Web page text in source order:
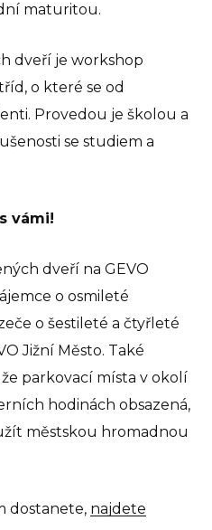
IB
maturitou.
dveří je workshop
o které se od
Provedou je školou a
se studiem a
vámi!
dveří na GEVO
o osmileté
o šestileté a čtyřleté
Jižní Město. Také
parkovací místa v okolí
hodinách obsazená,
městskou hromadnou
dostanete, najdete